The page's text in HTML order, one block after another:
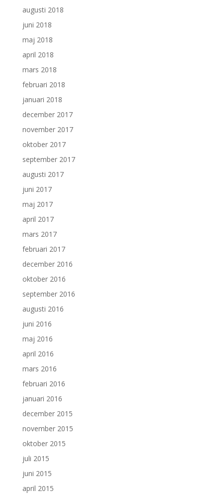
augusti 2018
juni 2018
maj 2018
april 2018
mars 2018
februari 2018
januari 2018
december 2017
november 2017
oktober 2017
september 2017
augusti 2017
juni 2017
maj 2017
april 2017
mars 2017
februari 2017
december 2016
oktober 2016
september 2016
augusti 2016
juni 2016
maj 2016
april 2016
mars 2016
februari 2016
januari 2016
december 2015
november 2015
oktober 2015
juli 2015
juni 2015
april 2015